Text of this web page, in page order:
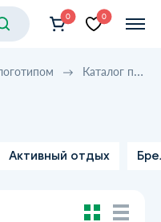
0 0
Каталог продукции
Активный отдых